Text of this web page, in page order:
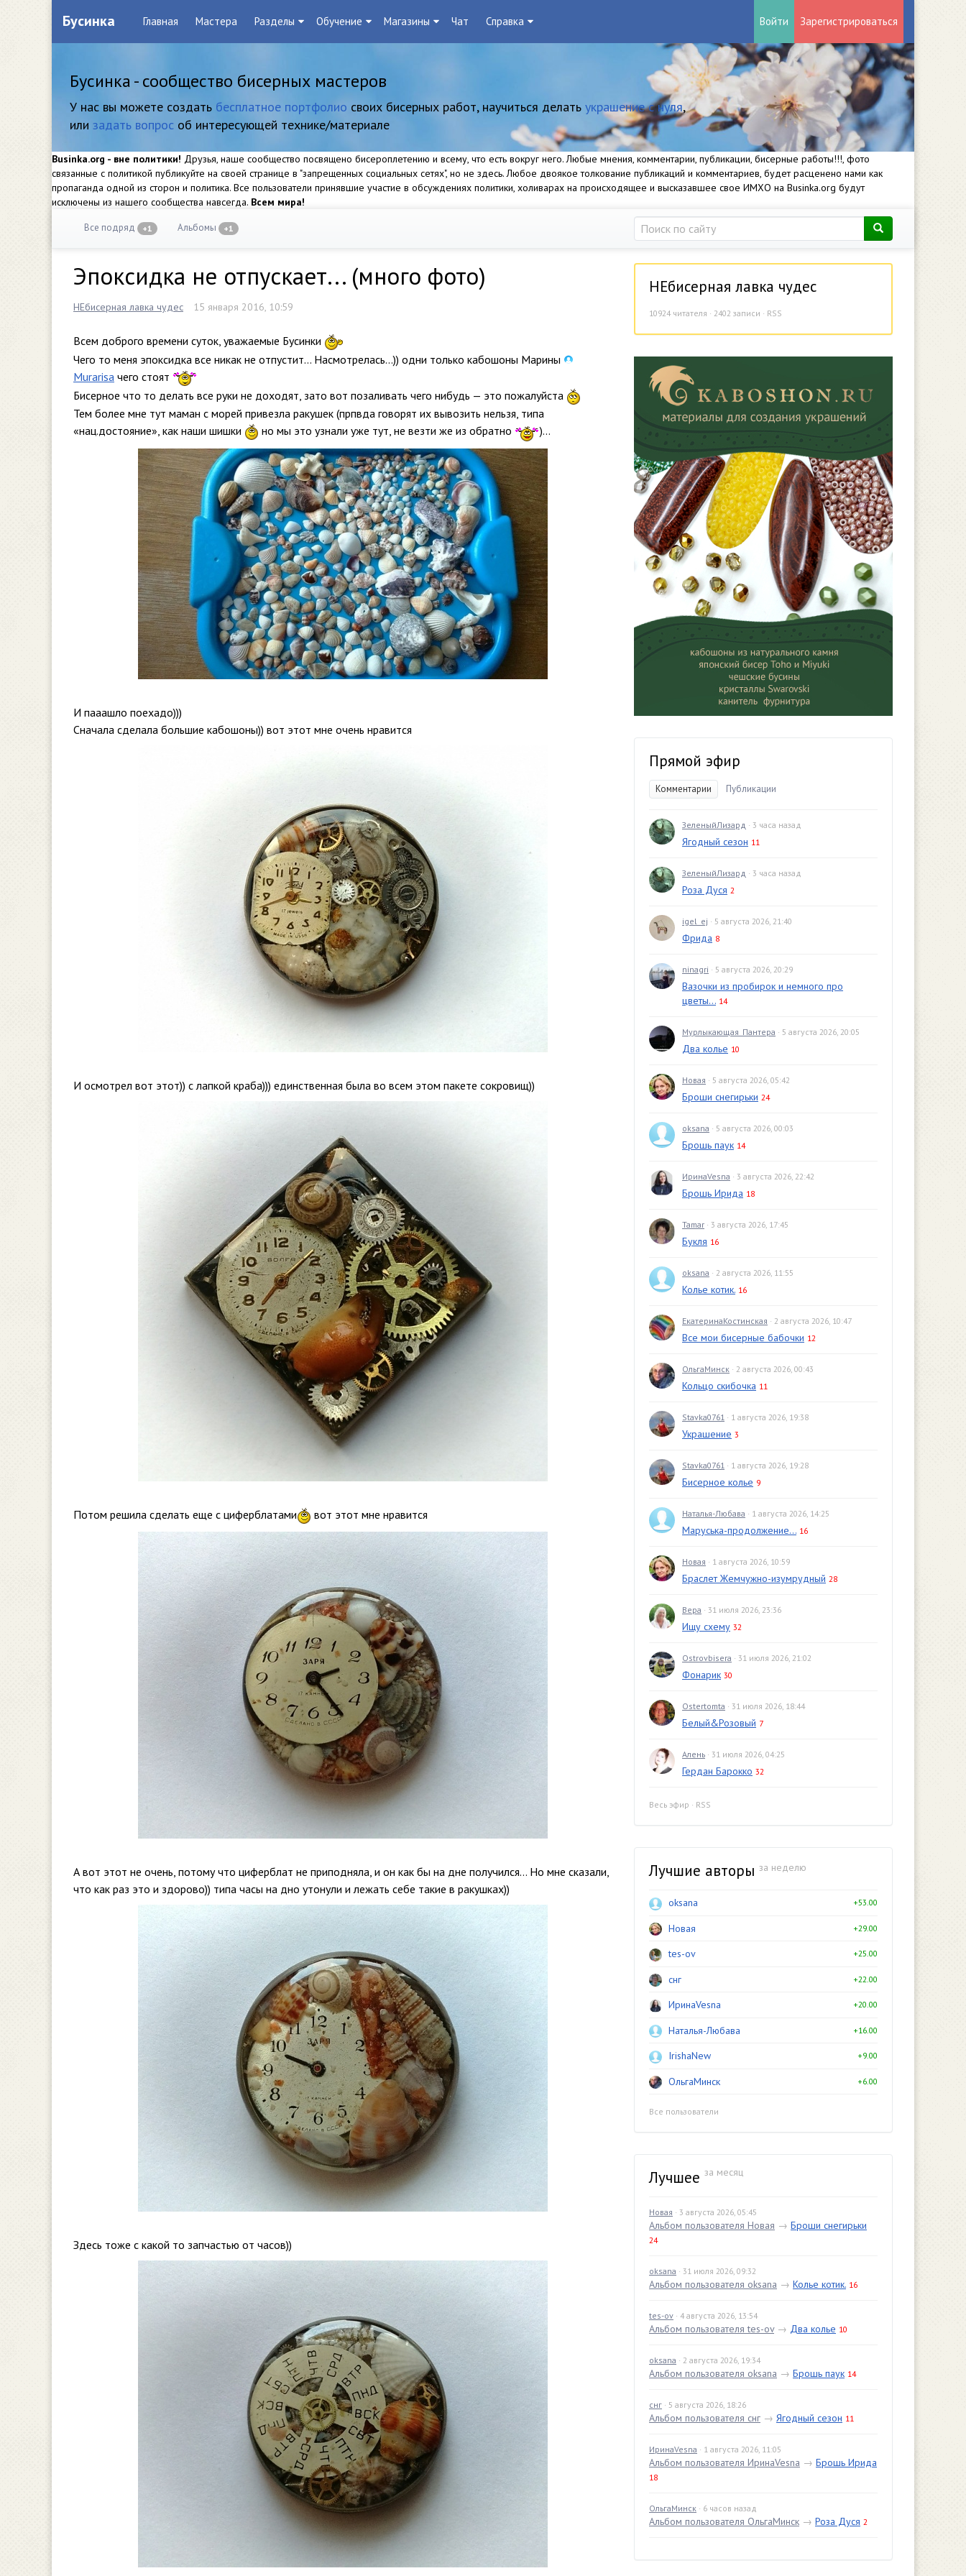
Бусинка Главная Мастера Разделы Обучение Магазины Чат Справка Войти Зарегистрироваться
Бусинка - сообщество бисерных мастеров
У нас вы можете создать бесплатное портфолио своих бисерных работ, научиться делать украшение с нуля,
или задать вопрос об интересующей технике/материале
Businka.org - вне политики! Друзья, наше сообщество посвящено бисероплетению и всему, что есть вокруг него. Любые мнения, комментарии, публикации, бисерные работы!!!, фото
связанные с политикой публикуйте на своей странице в "запрещенных социальных сетях", но не здесь. Любое двоякое толкование публикаций и комментариев, будет расценено нами как
пропаганда одной из сторон и политика. Все пользователи принявшие участие в обсуждениях политики, холиварах на происходящее и высказавшее свое ИМХО на Businka.org будут
исключены из нашего сообщества навсегда. Всем мира!
Все подряд +1 Альбомы +1
Эпоксидка не отпускает... (много фото)
НЕбисерная лавка чудес 15 января 2016, 10:59
Всем доброго времени суток, уважаемые Бусинки
Чего то меня эпоксидка все никак не отпустит… Насмотрелась...)) одни только кабошоны Марины
Murarisa чего стоят
Бисерное что то делать все руки не доходят, зато вот позаливать чего нибудь — это пожалуйста
Тем более мне тут маман с морей привезла ракушек (прпвда говорят их вывозить нельзя, типа
«нац.достояние», как наши шишки
но мы это узнали уже тут, не везти же из обратно )…
И пааашло поехадо)))
Сначала сделала большие кабошоны)) вот этот мне очень нравится
И осмотрел вот этот)) с лапкой краба))) единственная была во всем этом пакете сокровищ))
Потом решила сделать еще с циферблатами вот этот мне нравится
А вот этот не очень, потому что циферблат не приподняла, и он как бы на дне получился… Но мне сказали,
что как раз это и здорово)) типа часы на дно утонули и лежать себе такие в ракушках))
Здесь тоже с какой то запчастью от часов))
НЕбисерная лавка чудес
10924читателя · 2402 записи · RSS
Прямой эфир
Комментарии Публикации
ЗеленыйЛизард · 3 часа назад
Ягодный сезон 11
ЗеленыйЛизард · 3 часа назад
Роза Дуся 2
igel_ej · 5 августа 2026, 21:40
Фрида 8
ninagri · 5 августа 2026, 20:29
Вазочки из пробирок и немного про
цветы... 14
Мурлыкающая_Пантера · 5 августа 2026, 20:05
Два колье 10
Новая · 5 августа 2026, 05:42
Броши снегирьки 24
oksana · 5 августа 2026, 00:03
Брошь паук 14
ИринаVesna · 3 августа 2026, 22:42
Брошь Ирида 18
Tamar · 3 августа 2026, 17:45
Букля 16
oksana · 2 августа 2026, 11:55
Колье котик. 16
ЕкатеринаКостинская · 2 августа 2026, 10:47
Все мои бисерные бабочки 12
ОльгаМинск · 2 августа 2026, 00:43
Кольцо скибочка 11
Stavka0761 · 1 августа 2026, 19:38
Украшение 3
Stavka0761 · 1 августа 2026, 19:28
Бисерное колье 9
Наталья-Любава · 1 августа 2026, 14:25
Маруська-продолжение... 16
Новая · 1 августа 2026, 10:59
Браслет Жемчужно-изумрудный 28
Вера · 31 июля 2026, 23:36
Ищу схему 32
Ostrovbisera · 31 июля 2026, 21:02
Фонарик 30
Ostertomta · 31 июля 2026, 18:44
Белый&Розовый 7
Алень · 31 июля 2026, 04:25
Гердан Барокко 32
Весь эфир · RSS
Лучшие авторы за неделю
oksana +53.00
Новая +29.00
tes-ov +25.00
снг +22.00
ИринаVesna +20.00
Наталья-Любава +16.00
IrishaNew +9.00
ОльгаМинск +6.00
Все пользователи
Лучшее за месяц
Новая · 3 августа 2026, 05:45
Альбом пользователя Новая → Броши снегирьки
24
oksana · 31 июля 2026, 09:32
Альбом пользователя oksana → Колье котик. 16
tes-ov · 4 августа 2026, 13:54
Альбом пользователя tes-ov→ Два колье 10
oksana · 2 августа 2026, 19:34
Альбом пользователя oksana → Брошь паук 14
снг · 5 августа 2026, 18:26
Альбом пользователя снг → Ягодный сезон 11
ИринаVesna · 1 августа 2026, 11:05
Альбом пользователя ИринаVesna → Брошь Ирида
18
ОльгаМинск · 6 часов назад
Альбом пользователя ОльгаМинск → Роза Дуся 2